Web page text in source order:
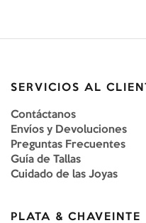
SERVICIOS AL
Contáctanos
Envíos y Devoluciones
Preguntas Frecuentes
Guía de Tallas
Cuidado de las Joyas
PLATA & CHAVEINTE